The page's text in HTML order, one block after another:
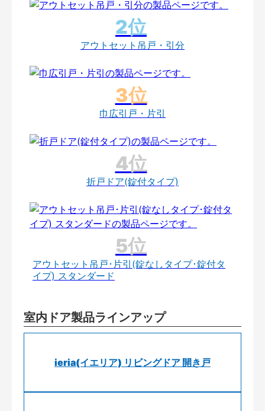
アウトセット吊戸・引分
巾広引戸・片引
折戸ドア(錠付タイプ)
アウトセット吊戸･片引(錠なしタイプ･錠付タ
イプ) スタンダード
室内ドア製品ラインアップ
ieria(イエリア) リビングドア 開き戸